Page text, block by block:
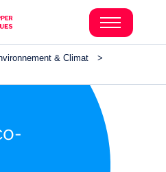
& Climat
>